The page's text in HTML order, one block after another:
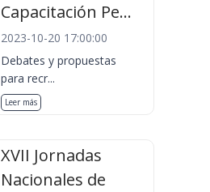
Capacitación Pe...
2023-10-20 17:00:00
Debates y propuestas
para recr...
Leer más
XVII Jornadas
Nacionales de